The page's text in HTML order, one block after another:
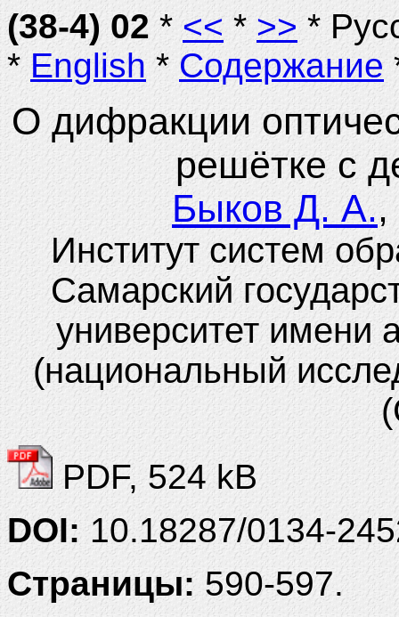
(38-4) 02*<< * >>*
*English * Содержание
О дифракции
решётке с
Быков Д. А.,
Институт систем
Самарский
университет имени
(национальный
PDF, 524 kB
DOI:10.18287/0134-
Страницы: 590-597.